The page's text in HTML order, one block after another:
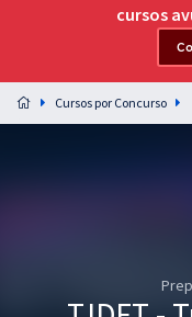
Preparação completa e
residências em saúde do Brasil
cursos
Cursos por Concurso